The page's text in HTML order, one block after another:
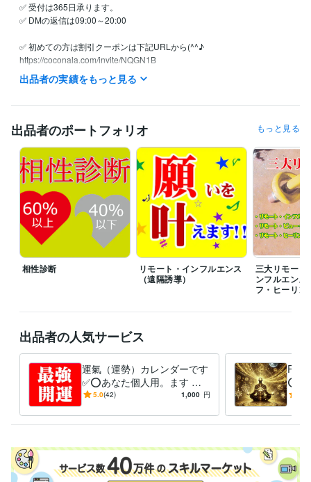
✅ 受付は365日承ります。
✅ DMの返信は09:00～20:00
✅ 初めての方は割引クーポンは下記URLから(^^♪
https://coconala.com/invite/NQGN1B
ご注文には順番にお返事差し上げております。
✅ 高評価はすごくすごく嬉しく大喜びします(^^♪
経験職種
コンサルタント / 組織・人事コンサルタント 経験年数 : 7年
得意分野
占い 算命学・統計学・ユング心理学Loop理論
算命学 復縁 鬱 弱メンタル 占い 恋愛 相性 ふくえん
悩み相談・カウンセリング リモート・インフルエンス（遠隔誘導）
パラレルワールド 引寄せ リモート・インフルエ 遠隔誘導
復縁
ふくえん
婚活
出品者の実績をもっと見る
出品者のポートフォリオ もっと見る
相性診断
リモート・インフルエンス
（遠隔誘導）
三大リモート
ンフルエンス
フ・ヒーリン
出品者の人気サービス
運氣（運勢）カレンダーです
✅⭕あなた個人用。ます ❤️
大事な事は良き日を！悪い日
う✅
5.0(42) 1,000 円
RV
⭕サ
強力
授